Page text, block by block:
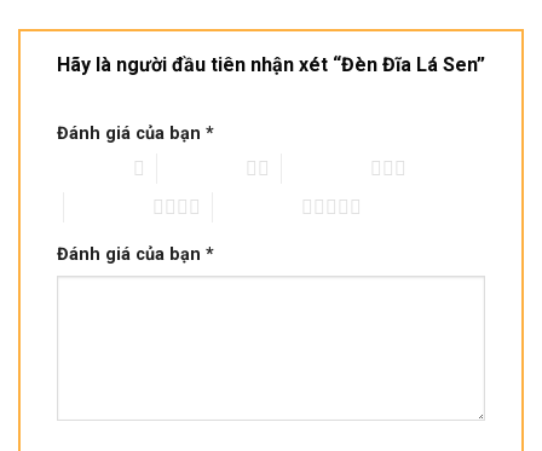
Hãy là người đầu tiên nhận xét “Đèn Đĩa Lá Sen”
Đánh giá của bạn *
Đánh giá của bạn *